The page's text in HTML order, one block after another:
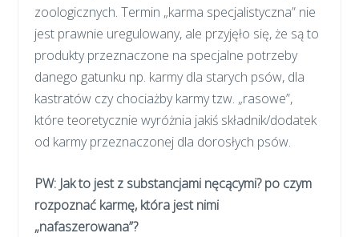
zoologicznych. Termin „karma specjalistyczna” nie
jest prawnie uregulowany, ale przyjęło się, że są to
produkty przeznaczone na specjalne potrzeby
danego gatunku np. karmy dla starych psów, dla
kastratów czy chociażby karmy tzw. „rasowe”,
które teoretycznie wyróżnia jakiś składnik/dodatek
od karmy przeznaczonej dla dorosłych psów.
PW: Jak to jest z substancjami nęcącymi? po czym
rozpoznać karmę, która jest nimi
„nafaszerowana”?